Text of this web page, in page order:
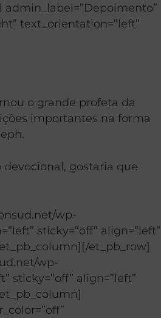
text_orientation=”left”
o grande profeta da
importantes na forma
devocional, gostaria que
wp-
sticky=”off” align=”left”
et_pb_row]
wp-
sticky=”off” align=”left”